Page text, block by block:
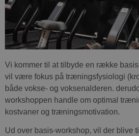
Vi kommer til at tilbyde en række
vil være fokus på træningsfysiologi
både vokse- og voksenalderen.
workshoppen handle om optimal
kostvaner og træningsmotivation.
Ud over basis-workshop, vil der blive